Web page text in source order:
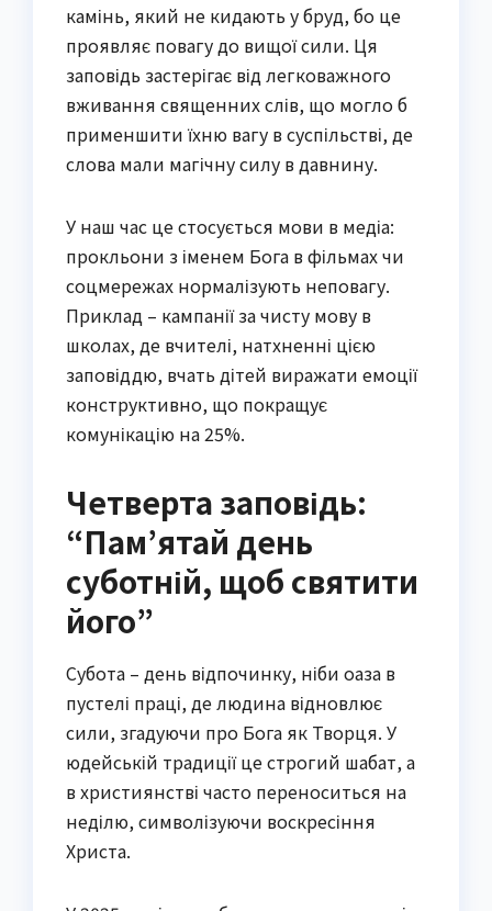
камінь, який не кидають у бруд, бо це
проявляє повагу до вищої сили. Ця
заповідь застерігає від легковажного
вживання священних слів, що могло б
применшити їхню вагу в суспільстві, де
слова мали магічну силу в давнину.
У наш час це стосується мови в медіа:
прокльони з іменем Бога в фільмах чи
соцмережах нормалізують неповагу.
Приклад – кампанії за чисту мову в
школах, де вчителі, натхненні цією
заповіддю, вчать дітей виражати емоції
конструктивно, що покращує
комунікацію на 25%.
Четверта заповідь:
“Пам’ятай день
суботній, щоб святити
його”
Субота – день відпочинку, ніби оаза в
пустелі праці, де людина відновлює
сили, згадуючи про Бога як Творця. У
юдейській традиції це строгий шабат, а
в християнстві часто переноситься на
неділю, символізуючи воскресіння
Христа.